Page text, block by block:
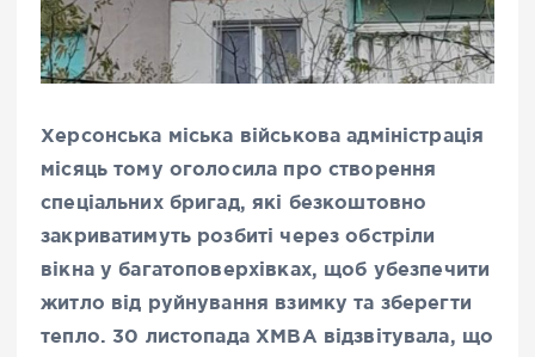
Херсонська міська військова адміністрація
місяць тому оголосила про створення
спеціальних бригад, які безкоштовно
закриватимуть розбиті через обстріли
вікна у багатоповерхівках, щоб убезпечити
житло від руйнування взимку та зберегти
тепло. 30 листопада ХМВА відзвітувала, що